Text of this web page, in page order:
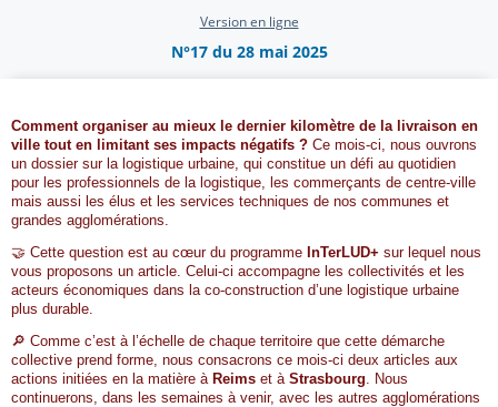
Version en ligne
N°17 du 28 mai 2025
Comment organiser au mieux le dernier kilomètre de la livraison en
ville tout en limitant ses impacts négatifs ? Ce mois-ci, nous ouvrons
un dossier sur la logistique urbaine, qui constitue un défi au quotidien
pour les professionnels de la logistique, les commerçants de centre-ville
mais aussi les élus et les services techniques de nos communes et
grandes agglomérations.
🤝 Cette question est au cœur du programme InTerLUD+ sur lequel nous
vous proposons un article. Celui-ci accompagne les collectivités et les
acteurs économiques dans la co-construction d’une logistique urbaine
plus durable.
🔎 Comme c’est à l’échelle de chaque territoire que cette démarche
collective prend forme, nous consacrons ce mois-ci deux articles aux
actions initiées en la matière à Reims et à Strasbourg. Nous
continuerons, dans les semaines à venir, avec les autres agglomérations